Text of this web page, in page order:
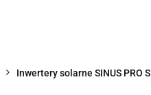
Inwertery solarne SINUS PRO